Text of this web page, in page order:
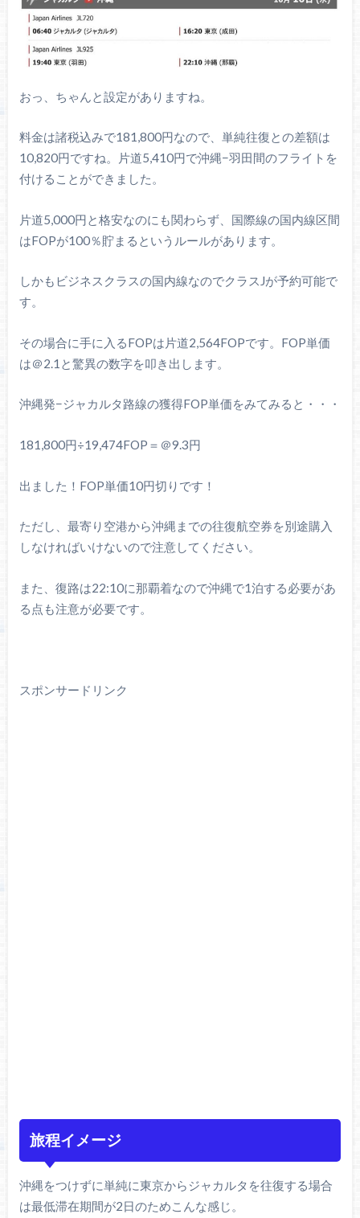
おっ、ちゃんと設定がありますね。
料金は諸税込みで181,800円なので、単純往復との差額は
10,820円ですね。片道5,410円で沖縄−羽田間のフライトを
付けることができました。
片道5,000円と格安なのにも関わらず、国際線の国内線区間
はFOPが100％貯まるというルールがあります。
しかもビジネスクラスの国内線なのでクラスJが予約可能で
す。
その場合に手に入るFOPは片道2,564FOPです。FOP単価
は＠2.1と驚異の数字を叩き出します。
沖縄発−ジャカルタ路線の獲得FOP単価をみてみると・・・
181,800円÷19,474FOP＝＠9.3円
出ました！FOP単価10円切りです！
ただし、最寄り空港から沖縄までの往復航空券を別途購入
しなければいけないので注意してください。
また、復路は22:10に那覇着なので沖縄で1泊する必要があ
る点も注意が必要です。
スポンサードリンク
旅程イメージ
沖縄をつけずに単純に東京からジャカルタを往復する場合
は最低滞在期間が2日のためこんな感じ。